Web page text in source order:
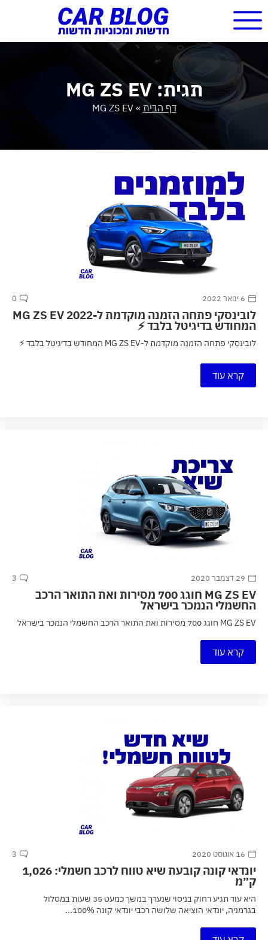
תגית: MG ZS EV
דף הבית »
MG ZS EV
6 ינואר 2022 0
לובינסקי פתחה הזמנה מוקדמת ל-MG ZS EV 2022
המחודש בדיגיטל בלבד ⚡
לובינסקי פתחה הזמנה מוקדמת ל-MG ZS EV המחודש בדיגיטל בלבד ⚡
קרא עוד
29 דצמבר 2020 3
MG ZS EV חוגג 700 מסירות ואת התואר הרכב
החשמלי הנמכר בישראל
MG ZS EV חוגג 700 מסירות ואת התואר הרכב החשמלי הנמכר בישראל
קרא עוד
16 אוגוסט 2020 3
יונדאי קונה קובעת שיא טווח לרכב חשמלי: 1,026
ק״מ
היא עוד תגיע רחוק בניסוי שנערך במשך כמעט 35 שעות במסלול
בגרמניה, יונדאי הוציאה שלושה רכבי יונדאי קונה 100%...